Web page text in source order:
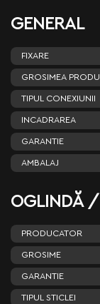
GENERAL
FIXARE
GROSIMEA
TIPUL CONEXIUNII
INCADRAREA
GARANTIE
AMBALAJ
OGLINDĂ
PRODUCATOR
GROSIME
GARANTIE
TIPUL STICLEI